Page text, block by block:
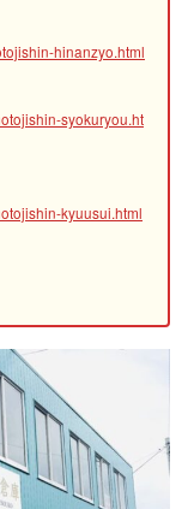
hinanzyo.html
syokuryou.ht
kyuusui.html